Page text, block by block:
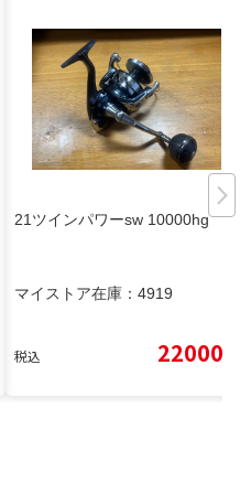
21ツインパワーsw 10000hg
マイストア在庫： 4919
税込 22000